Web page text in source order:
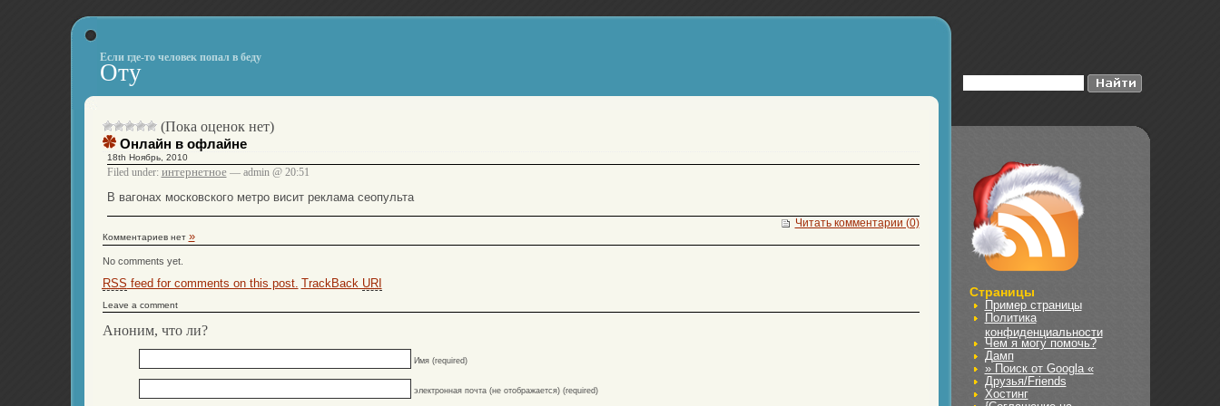
Если где-то человек попал в беду
Оту
(Пока оценок нет)
Онлайн в офлайне
18th Ноябрь, 2010
Filed under: интернетное— admin @ 20:51
В вагонах московского метро висит реклама сеопульта
Читать комментарии (0)
Комментариев нет »
No comments yet.
RSS feed for comments on this post. TrackBack URI
Leave a comment
Аноним, что ли?
Имя (required)
электронная почта (не отображается) (required)
Страницы
Пример страницы
Политика
конфиденциальности
Чем я могу помочь?
Дамп
» Поиск от Googla «
Друзья/Friends
Хостинг